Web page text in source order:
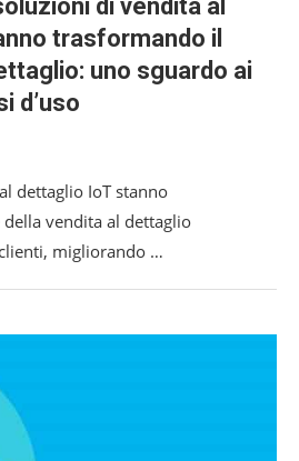
di vendita al
trasformando il
uno sguardo ai
d’uso
dettaglio IoT stanno
vendita al dettaglio
migliorando …